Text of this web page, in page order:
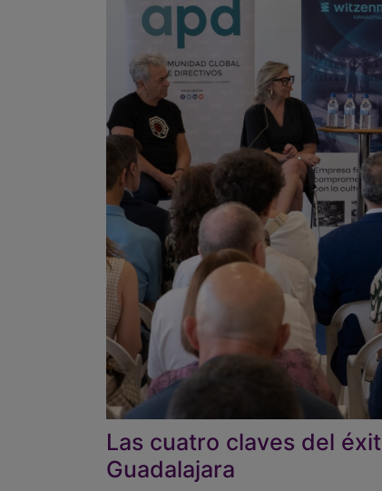
Las cuatro claves del
Guadalajara